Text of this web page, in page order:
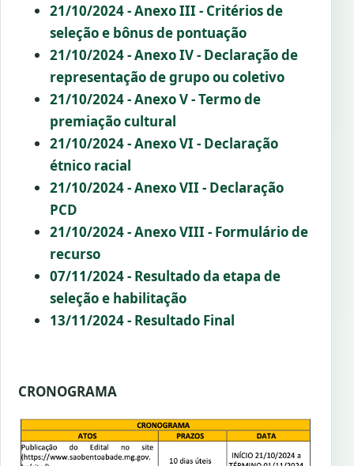
21/10/2024 - Anexo III - Critérios de
seleção e bônus de pontuação
21/10/2024 - Anexo IV - Declaração de
representação de grupo ou coletivo
21/10/2024 - Anexo V - Termo de
premiação cultural
21/10/2024 - Anexo VI - Declaração
étnico racial
21/10/2024 - Anexo VII - Declaração
PCD
21/10/2024 - Anexo VIII - Formulário de
recurso
07/11/2024 - Resultado da etapa de
seleção e habilitação
13/11/2024 - Resultado Final
CRONOGRAMA